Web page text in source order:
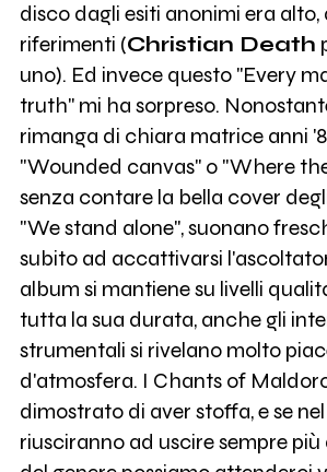
disco dagli esiti anonimi era alto,
riferimenti (Christian Death
uno). Ed invece questo "Every
truth" mi ha sorpreso.
rimanga di chiara matrice anni
"Wounded canvas" o "Where
senza contare la bella cover
"We stand alone", suonano
subito ad accattivarsi
album si mantiene su livelli
tutta la sua durata, anche gli
strumentali si rivelano molto
d'atmosfera. I Chants of
dimostrato di aver stoffa, e se
riusciranno ad uscire sempre